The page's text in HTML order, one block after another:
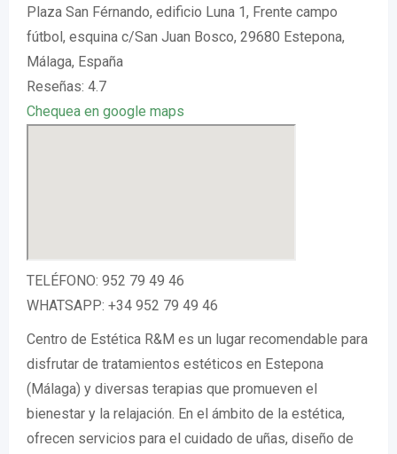
Plaza San Férnando, edificio Luna 1, Frente campo
fútbol, esquina c/San Juan Bosco, 29680 Estepona,
Málaga, España
Reseñas: 4.7
Chequea en google maps
TELÉFONO: 952 79 49 46
WHATSAPP: +34 952 79 49 46
Centro de Estética R&M es un lugar recomendable para
disfrutar de tratamientos estéticos en Estepona
(Málaga) y diversas terapias que promueven el
bienestar y la relajación. En el ámbito de la estética,
ofrecen servicios para el cuidado de uñas, diseño de